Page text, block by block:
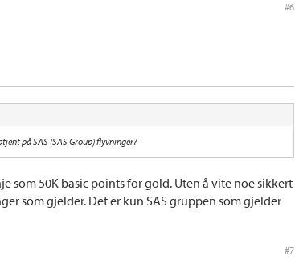
#6
på SAS (SAS Group) flyvninger?
som 50K basic points for gold. Uten å vite noe sikkert
som gjelder. Det er kun SAS gruppen som gjelder
#7